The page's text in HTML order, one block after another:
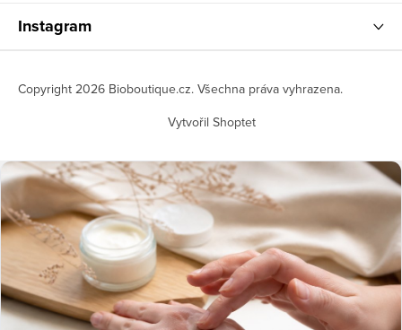
Instagram
Vytvořil Shoptet
Copyright 2026 Bioboutique.cz. Všechna práva vyhrazena.